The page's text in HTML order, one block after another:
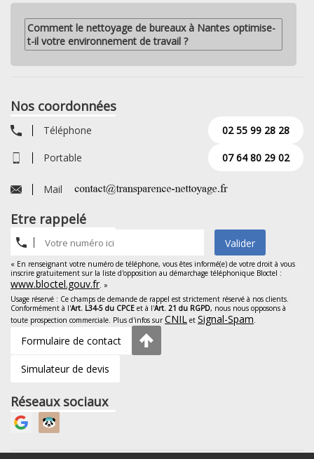
Comment le nettoyage de bureaux à Nantes optimise-
t-il votre environnement de travail ?
Nos coordonnées
Téléphone 02 55 99 28 28
Portable 07 64 80 29 02
Mail
Etre rappelé
Valider
« En renseignant votre numéro de téléphone, vous êtes informé(e) de votre droit à vous
inscrire gratuitement sur la liste d'opposition au démarchage téléphonique Bloctel :
www.bloctel.gouv.fr. »
Usage réservé : Ce champs de demande de rappel est strictement réservé à nos clients.
Conformément à l'Art. L34-5 du CPCE et à l'Art. 21 du RGPD, nous nous opposons à
toute prospection commerciale. Plus d'infos surCNIL et Signal-Spam.
Formulaire de contact
Simulateur de devis
Réseaux sociaux